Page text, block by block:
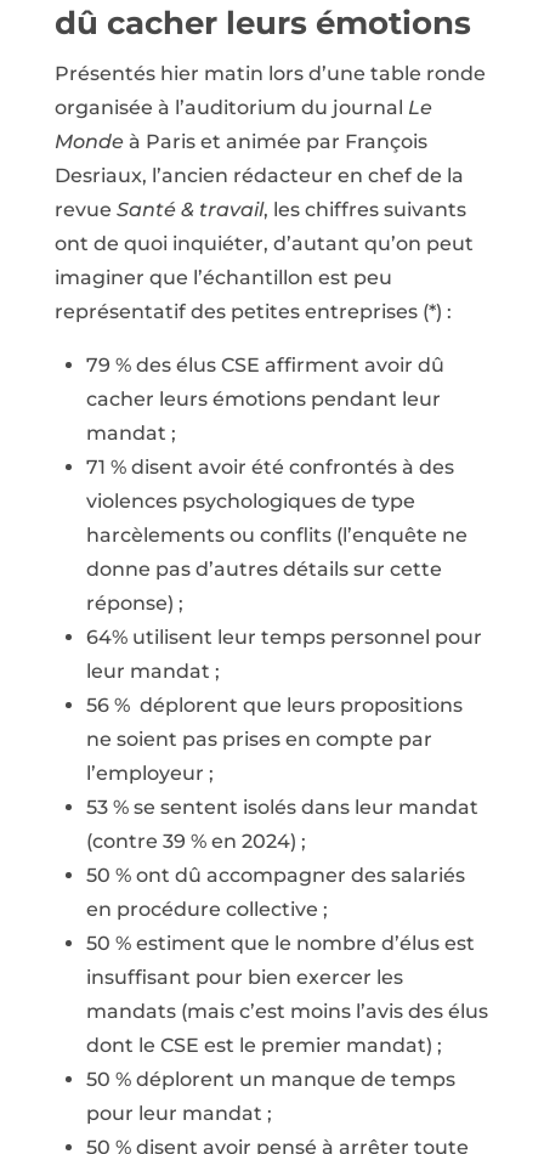
dû cacher leurs émotions
Présentés hier matin lors d’une table ronde
organisée à l’auditorium du journal Le
Monde à Paris et animée par François
Desriaux, l’ancien rédacteur en chef de la
revue Santé & travail, les chiffres suivants
ont de quoi inquiéter, d’autant qu’on peut
imaginer que l’échantillon est peu
représentatif des petites entreprises (*) :
79 % des élus CSE affirment avoir dû
cacher leurs émotions pendant leur
mandat ;
71 % disent avoir été confrontés à des
violences psychologiques de type
harcèlements ou conflits (l’enquête ne
donne pas d’autres détails sur cette
réponse) ;
64% utilisent leur temps personnel pour
leur mandat ;
56 % déplorent que leurs propositions
ne soient pas prises en compte par
l’employeur ;
53 % se sentent isolés dans leur mandat
(contre 39 % en 2024) ;
50 % ont dû accompagner des salariés
en procédure collective ;
50 % estiment que le nombre d’élus est
insuffisant pour bien exercer les
mandats (mais c’est moins l’avis des élus
dont le CSE est le premier mandat) ;
50 % déplorent un manque de temps
pour leur mandat ;
50 % disent avoir pensé à arrêter toute